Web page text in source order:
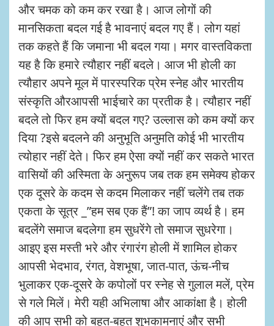
और चमक को कम कर रखा है। आज लोगों की
मानसिकता बदल गई है भावनाएं बदल गए हैं। लोग यहां
तक कहते हैं कि जमाना भी बदल गया। मगर वास्तविकता
यह है कि हमारे त्यौहार नहीं बदले। आज भी होली का
त्यौहार अपने मूल में पारस्परिक प्रेम स्नेह और भारतीय
संस्कृति औरआपसी भाईचारे का प्रतीक है। त्यौहार नहीं
बदले तो फिर हम क्यों बदल गए?उल्लास को कम क्यों कर
दिया?इसे बदलने की अनुभूति अनुमति कोई भी भारतीय
त्योहार नहीं देते। फिर हम ऐसा क्यों नहीं कर सकते भारत
वासियों की अस्मिता के अनुरूप जब तक हम समेक्य होकर
एक दूसरे के कदम से कदम मिलाकर नहीं चलेंगे तब तक
एकता के सूत्र _”हम सब एक हैं”!का जाप व्यर्थ है। हम
बदलेंगे समाज बदलेगा हम सुधरेंगे तो समाज सुधरेगा।
आइए इस मस्ती भरे और रंगारंग होली में शामिल होकर
आपसी भेदभाव,रंगत,वेशभूषा,जात-पात,ऊंच-नीच
भुलाकर एक-दूसरे के कपोलों पर स्नेह से गुलाल मलें,प्रेम
से गले मिलें। मेरी यही अभिलाषा और आकांक्षा है। होली
की आप सभी को बहुत-बहुत शुभकामनाएं और सभी